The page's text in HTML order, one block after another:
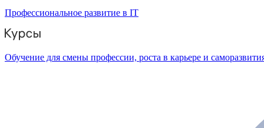
Профессиональное развитие в IT
Обучение для смены профессии, роста в карьере и